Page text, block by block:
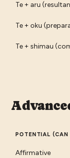
Te + aru
Te + oku
Te + shimau
POTENTIAL (CAN
Affirmative